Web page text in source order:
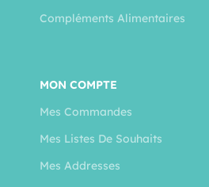
Compléments Alimentaires
MON COMPTE
Mes Commandes
Mes Listes De Souhaits
Mes Addresses